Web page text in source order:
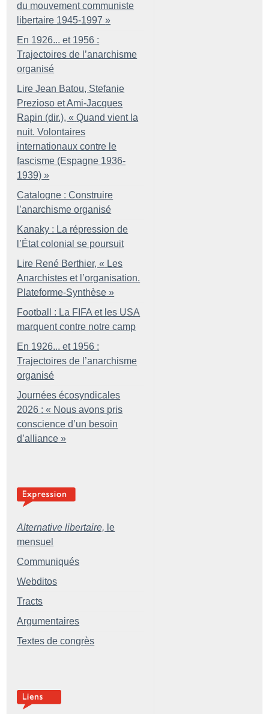
du mouvement communiste
libertaire 1945-1997 »
En 1926... et 1956 :
Trajectoires de l’anarchisme
organisé
Lire Jean Batou, Stefanie
Prezioso et Ami-Jacques
Rapin (dir.), « Quand vient la
nuit. Volontaires
internationaux contre le
fascisme (Espagne 1936-
1939) »
Catalogne : Construire
l’anarchisme organisé
Kanaky : La répression de
l’État colonial se poursuit
Lire René Berthier, « Les
Anarchistes et l’organisation.
Plateforme-Synthèse »
Football : La FIFA et les USA
marquent contre notre camp
En 1926... et 1956 :
Trajectoires de l’anarchisme
organisé
Journées écosyndicales
2026 : « Nous avons pris
conscience d’un besoin
d’alliance »
Alternative libertaire, le
mensuel
Communiqués
Webditos
Tracts
Argumentaires
Textes de congrès